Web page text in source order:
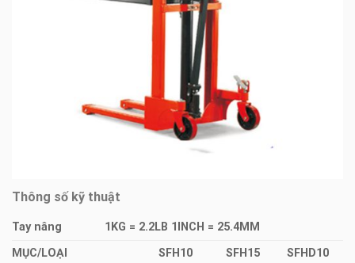
Thông số kỹ thuật
Tay nâng
1KG = 2.2LB 1INCH = 25.4MM
MỤC/LOẠI
SFH10 SFH15
SFHD10